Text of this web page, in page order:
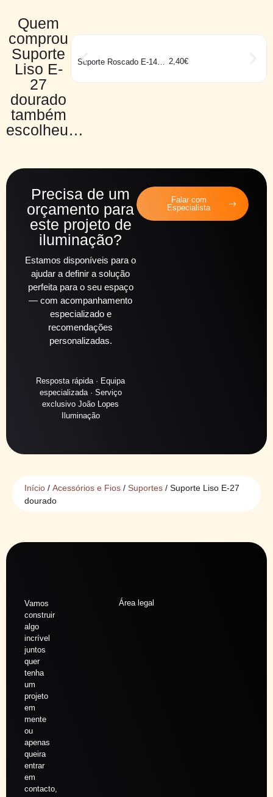
Quem
comprou
Suporte
Liso E-
27
dourado
também
escolheu…
Suporte Roscado E-14
2,40€
Precisa de um
orçamento para
este projeto de
iluminação?
Estamos disponíveis para o
ajudar a definir a solução
perfeita para o seu espaço
— com acompanhamento
especializado e
recomendações
personalizadas.
Resposta rápida · Equipa
especializada · Serviço
exclusivo João Lopes
Iluminação
Falar com
Especialista
Início / Acessórios e Fios / Suportes / Suporte Liso E-27
dourado
Vamos
construir
algo
incrível
juntos
quer
tenha
um
projeto
em
mente
ou
apenas
queira
entrar
em
contacto,
Área legal